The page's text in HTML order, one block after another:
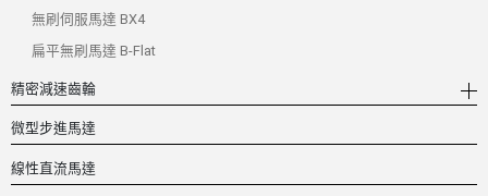
高速接近100’000 min⁻¹（BHS版）
較大瞬間扭矩 >30 mNm（BHT版）
動態性強，響應速度快，慣性低
可整合編碼器
無刷伺服馬達 BX4
扁平無刷馬達 B-Flat
精密減速齒輪
微型步進馬達
線性直流馬達